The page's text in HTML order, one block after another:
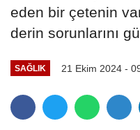
eden bir çetenin
derin sorunlarını
SAĞLIK 21 Ekim 2024 -